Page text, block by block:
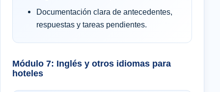
Documentación clara de antecedentes,
respuestas y tareas pendientes.
Módulo 7: Inglés y otros idiomas para
hoteles